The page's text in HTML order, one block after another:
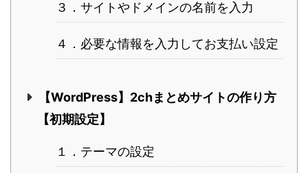
３．サイトやドメインの名前を入力
４．必要な情報を入力してお支払い設定
【WordPress】2chまとめサイトの作り方
【初期設定】
１．テーマの設定